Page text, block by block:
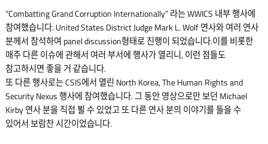
“Combatting Grand Corruption Internationally” 라는 WWICS 내부 행사에
참여했습니다. United States District Judge Mark L. Wolf 연사와 여러 연사
분께서 참석하여 panel discussion형태로 진행이 되었습니다.이를 비롯한
매주 다른 이슈에 관해서 여러 부서에 행사가 열리니, 이런 점들도
참고하시면 좋을 거 같습니다.
또 다른 행사로는 CSIS에서 열린 North Korea, The Human Rights and
Security Nexus 행사에 참여했습니다. 그 동안 영상으로만 보던 Michael
Kirby 연사 분을 직접 뵐 수 있었고 또 다른 연사 분의 이야기를 들을 수
있어서 보람찬 시간이었습니다.